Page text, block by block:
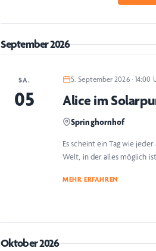
September 2026
SA.
05
5. September 2026 · 14:00
Alice im
Springhornhof
Es scheint ein Tag wie
Welt, in der alles möglich
MEHR ERFAHREN
Oktober 2026